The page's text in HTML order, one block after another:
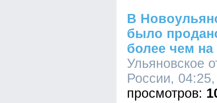
В
было
более чем
Ульяновское
России,